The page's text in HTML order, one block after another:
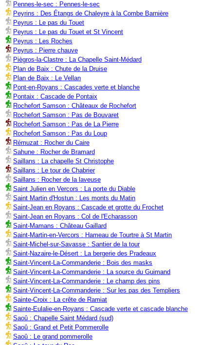
Pennes-le-sec : Pennes-le-sec
Peyrins : Des Étangs de Chaleyre à la Combe Barnière
Peyrus : Le pas du Touet
Peyrus : Le pas du Touet et St Vincent
Peyrus : Les Roches
Peyrus : Pierre chauve
Piègros-la-Clastre : La Chapelle Saint-Médard
Plan de Baix : Chute de la Druise
Plan de Baix : Le Vellan
Pont-en-Royans : Cascades verte et blanche
Pontaix : Cascade de Pontaix
Rochefort Samson : Châteaux de Rochefort
Rochefort Samson : Pas de Bouvaret
Rochefort Samson : Pas de La Pierre
Rochefort Samson : Pas du Loup
Rémuzat : Rocher du Caire
Sahune : Rocher de Bramard
Saillans : La chapelle St Christophe
Saillans : Le tour de Chabrier
Saillans : Rocher de la laveuse
Saint Julien en Vercors : La porte du Diable
Saint Martin d'Hostun : Les monts du Matin
Saint-Jean en Royans : Cascade et grotte du Frochet
Saint-Jean en Royans : Col de l'Echarasson
Saint-Mamans : Château Gaillard
Saint-Martin-en-Vercors : Hameau de Tourtre à St Martin
Saint-Michel-sur-Savasse : Santier de la tour
Saint-Nazaire-le-Désert : La bergerie des Pradeaux
Saint-Vincent-La-Commanderie : Bois des masks
Saint-Vincent-La-Commanderie : La source du Guimand
Saint-Vincent-La-Commanderie : Le champ des pins
Saint-Vincent-La-Commanderie : Sur les pas des Templiers
Sainte-Croix : La crête de Ramiat
Sainte-Eulalie-en-Royans : Cascade verte et cascade blanche
Saoû : Chapelle Saint Médard (sud)
Saoû : Grand et Petit Pommerolle
Saoû : Le grand pommerolle